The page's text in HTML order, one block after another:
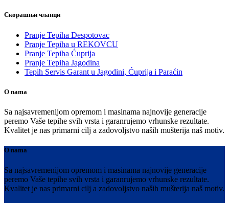
Скорашњи чланци
Pranje Tepiha Despotovac
Pranje Tepiha u REKOVCU
Pranje Tepiha Ćuprija
Pranje Tepiha Jagodina
Tepih Servis Garant u Jagodini, Ćuprija i Paraćin
O nama
Sa najsavremenijom opremom i masinama najnovije generacije
peremo Vaše tepihe svih vrsta i garanrujemo vrhunske rezultate.
Kvalitet je nas primarni cilj a zadovoljstvo naših mušterija naš motiv.
O nama
Sa najsavremenijom opremom i masinama najnovije generacije
peremo Vaše tepihe svih vrsta i garanrujemo vrhunske rezultate.
Kvalitet je nas primarni cilj a zadovoljstvo naših mušterija naš motiv.